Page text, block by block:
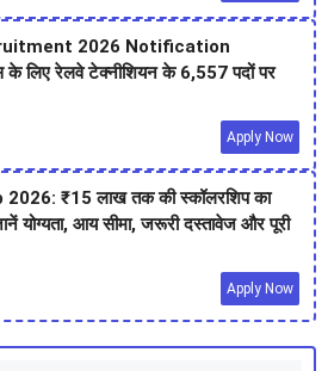
2026 Notification
लिए रेलवे टेक्नीशियन के 6,557 पदों पर
Apply Now
₹15 लाख तक की स्कॉलरशिप का
योग्यता, आय सीमा, जरूरी दस्तावेज और पूरी
Apply Now